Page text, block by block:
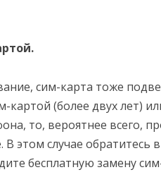
сим-карта тоже
картой (более двух лет)
то, вероятнее всего,
В этом случае обратитесь
бесплатную замену